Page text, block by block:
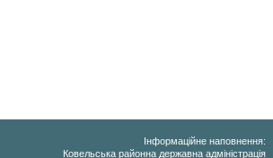
Інформаційне наповнення:
Ковельська районна державна адміністрація